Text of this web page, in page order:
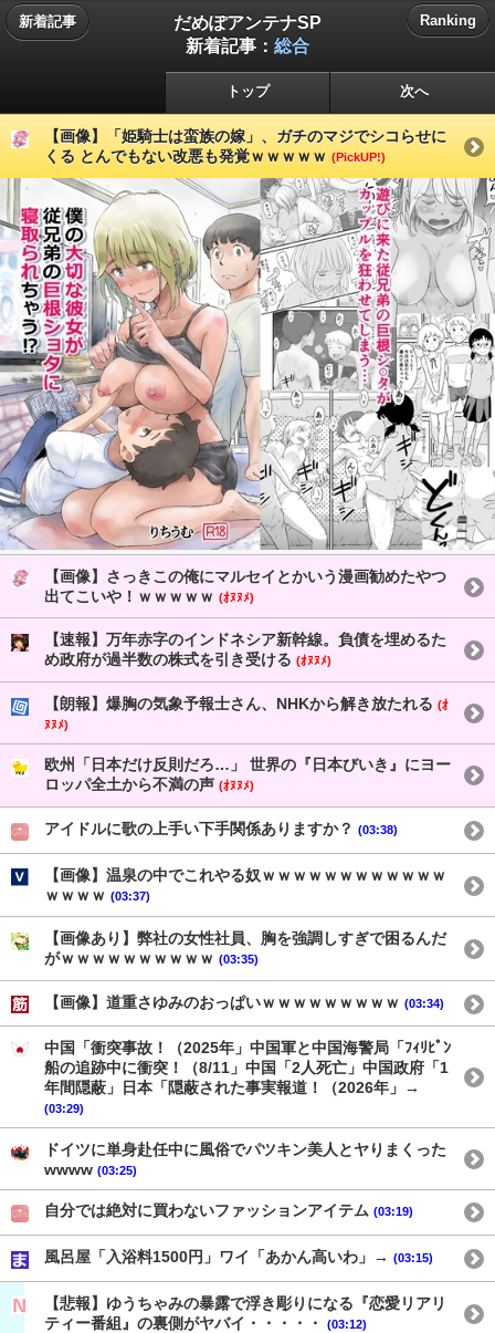
新着記事
だめぽアンテナSP
新着記事： 総合
Ranking
トップ 次へ
【画像】「姫騎士は蛮族の嫁」、ガチのマジでシコらせに
くる とんでもない改悪も発覚ｗｗｗｗｗ (PickUP!)
【画像】さっきこの俺にマルセイとかいう漫画勧めたやつ
出てこいや！ｗｗｗｗｗ (ｵﾇﾇﾒ)
【速報】万年赤字のインドネシア新幹線。負債を埋めるた
め政府が過半数の株式を引き受ける (ｵﾇﾇﾒ)
【朗報】爆胸の気象予報士さん、NHKから解き放たれる (ｵ
ﾇﾇﾒ)
欧州「日本だけ反則だろ…」 世界の『日本びいき』にヨー
ロッパ全土から不満の声 (ｵﾇﾇﾒ)
アイドルに歌の上手い下手関係ありますか？ (03:38)
【画像】温泉の中でこれやる奴ｗｗｗｗｗｗｗｗｗｗｗｗ
ｗｗｗｗ (03:37)
【画像あり】弊社の女性社員、胸を強調しすぎで困るんだ
がｗｗｗｗｗｗｗｗｗｗ (03:35)
【画像】道重さゆみのおっぱいｗｗｗｗｗｗｗｗｗ (03:34)
中国「衝突事故！（2025年」中国軍と中国海警局「ﾌｨﾘﾋﾟﾝ
船の追跡中に衝突！（8/11」中国「2人死亡」中国政府「1
年間隠蔽」日本「隠蔽された事実報道！（2026年」→
(03:29)
ドイツに単身赴任中に風俗でパツキン美人とヤりまくった
wwww (03:25)
自分では絶対に買わないファッションアイテム (03:19)
風呂屋「入浴料1500円」ワイ「あかん高いわ」→ (03:15)
【悲報】ゆうちゃみの暴露で浮き彫りになる『恋愛リアリ
ティー番組』の裏側がヤバイ・・・・・
(03:12)